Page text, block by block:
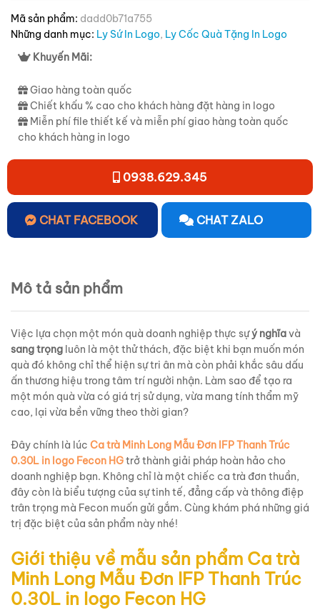
Mã sản phẩm: dadd0b71a755
Những danh mục: Ly Sứ In Logo, Ly Cốc Quà Tặng In Logo
Khuyến Mãi:
Giao hàng toàn quốc
Chiết khấu % cao cho khách hàng đặt hàng in logo
Miễn phí file thiết kế và miễn phí giao hàng toàn quốc
cho khách hàng in logo
0938.629.345
CHAT FACEBOOK CHAT ZALO
Mô tả sản phẩm
Việc lựa chọn một món quà doanh nghiệp thực sựý nghĩavà
sang trọng luôn là một thử thách, đặc biệt khi bạn muốn món
quà đó không chỉ thể hiện sự tri ân mà còn phải khắc sâu dấu
ấn thương hiệu trong tâm trí người nhận. Làm sao để tạo ra
một món quà vừa có giá trị sử dụng, vừa mang tính thẩm mỹ
cao, lại vừa bền vững theo thời gian?
Đây chính là lúc Ca trà Minh Long Mẫu Đơn IFP Thanh Trúc
0.30L in logo Fecon HGtrở thành giải pháp hoàn hảo cho
doanh nghiệp bạn. Không chỉ là một chiếc ca trà đơn thuần,
đây còn là biểu tượng của sự tinh tế, đẳng cấp và thông điệp
trân trọng mà Fecon muốn gửi gắm. Cùng khám phá những giá
trị đặc biệt của sản phẩm này nhé!
Giới thiệu về mẫu sản phẩm Ca trà
Minh Long Mẫu Đơn IFP Thanh Trúc
0.30L in logo Fecon HG